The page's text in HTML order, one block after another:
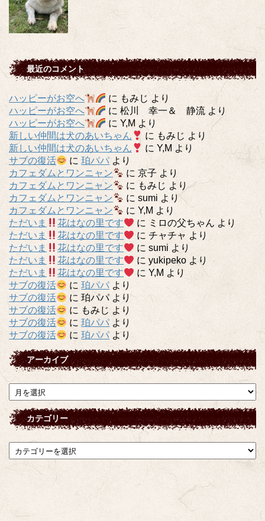
最近のコメント
ハッピーがお空へ に もみじ より
ハッピーがお空へ
に松川 幸一＆ 静流 より
ハッピーがお空へ
にY,M より
新しい仲間は犬のあいちゃん
に もみじ より
新しい仲間は犬のあいちゃん
にY,M より
サブの復活
に珀パパ より
カフェダムとワンニャン
に京子 より
カフェダムとワンニャン
に もみじ より
カフェダムとワンニャン
にsumi より
カフェダムとワンニャン
にY,M より
ただいま
花はなの里です に ミロの父ちゃん より
ただいま
花はなの里です にチャチャ より
ただいま
花はなの里です にsumi より
ただいま
花はなの里です にyukipeko より
ただいま
花はなの里です にY,M より
サブの復活
に珀パパ より
サブの復活
に珀パパより
サブの復活
に もみじ より
サブの復活
に珀パパ より
サブの復活
に珀パパ より
アーカイブ
ア
ー
カ
イ
カテゴリー
テ